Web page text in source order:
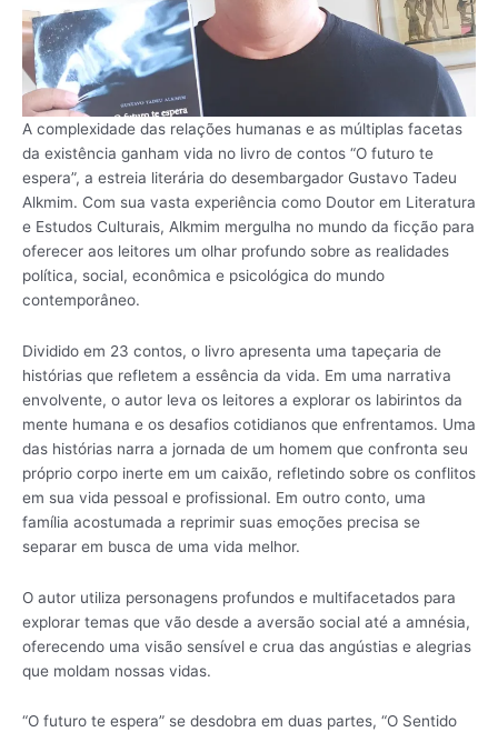
A complexidade das relações humanas e as múltiplas facetas
da existência ganham vida no livro de contos “O futuro te
espera”, a estreia literária do desembargador Gustavo Tadeu
Alkmim. Com sua vasta experiência como Doutor em Literatura
e Estudos Culturais, Alkmim mergulha no mundo da ficção para
oferecer aos leitores um olhar profundo sobre as realidades
política, social, econômica e psicológica do mundo
contemporâneo.
Dividido em 23 contos, o livro apresenta uma tapeçaria de
histórias que refletem a essência da vida. Em uma narrativa
envolvente, o autor leva os leitores a explorar os labirintos da
mente humana e os desafios cotidianos que enfrentamos. Uma
das histórias narra a jornada de um homem que confronta seu
próprio corpo inerte em um caixão, refletindo sobre os conflitos
em sua vida pessoal e profissional. Em outro conto, uma
família acostumada a reprimir suas emoções precisa se
separar em busca de uma vida melhor.
O autor utiliza personagens profundos e multifacetados para
explorar temas que vão desde a aversão social até a amnésia,
oferecendo uma visão sensível e crua das angústias e alegrias
que moldam nossas vidas.
“O futuro te espera” se desdobra em duas partes, “O Sentido